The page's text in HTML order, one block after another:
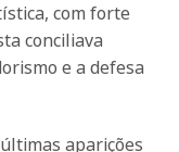
com forte
conciliava
e a defesa
aparições